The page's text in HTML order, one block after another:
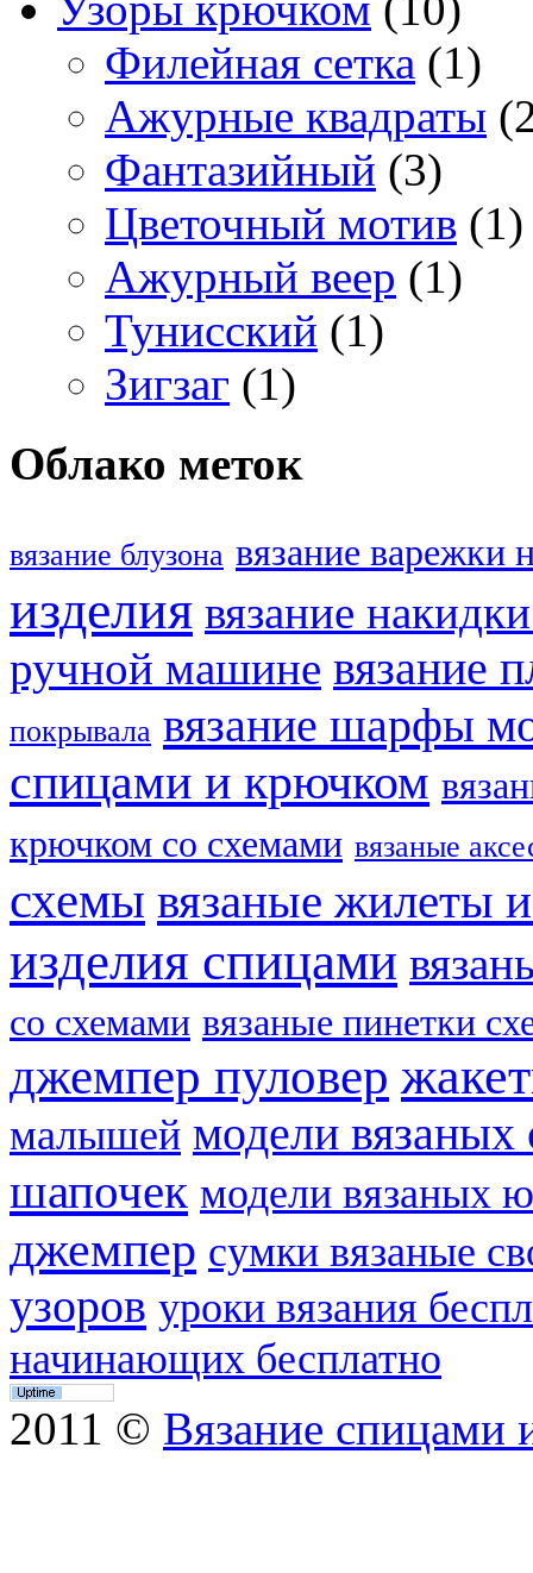
Филейная сетка (1)
Ажурные квадраты
Фантазийный (3)
Цветочный мотив (1)
Ажурный веер (1)
Тунисский (1)
Зигзаг (1)
Облако меток
вязание блузона вязание варежки
изделия вязание
ручной машине вязание
покрывала вязание шарфы
спицами и крючком
крючком со схемами вязаные
схемы вязаные жилеты
изделия спицами
со схемами вязаные пинетки
джемпер пуловер
малышей модели вязаных
шапочек модели вязаных
джемпер сумки вязаные
узоров уроки вязания
начинающих бесплатно
2011 © Вязание спицами